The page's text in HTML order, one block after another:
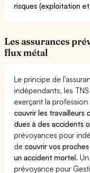
risques (exploitation
Les assurances
flux métal
Le principe de
indépendants, les
exerçant la
couvrir les travailleurs
dues à des accidents
prévoyances pour
decouvrir vos
un accident mortel.
prévoyance pour